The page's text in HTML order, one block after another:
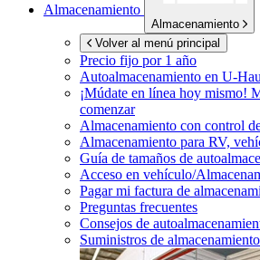
Almacenamiento
Almacenamiento
Volver al menú principal
Precio fijo por 1 año
Autoalmacenamiento en U-
¡Múdate en línea hoy mismo!
comenzar
Almacenamiento con control
Almacenamiento para RV,
Guía de tamaños de
Acceso en vehículo/
Pagar mi factura de
Preguntas frecuentes
Consejos de
Suministros de almacenamiento